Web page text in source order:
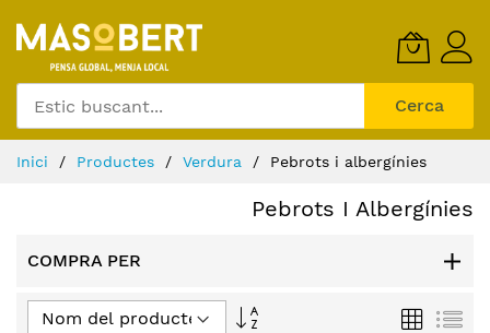
Content
Cerca
Inici Productes Verdura Pebrots i albergínies
Pebrots I Albergínies
COMPRA PER
Fixar
Graella